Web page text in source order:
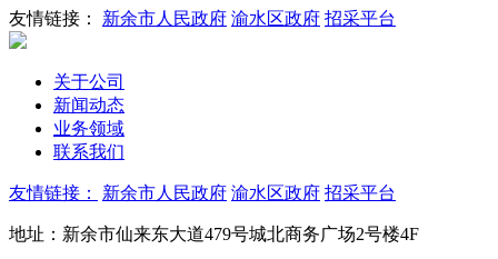
友情链接： 新余市人民政府 渝水区政府 招采平台
关于公司
新闻动态
业务领域
联系我们
友情链接： 新余市人民政府 渝水区政府 招采平台
地址：新余市仙来东大道479号城北商务广场2号楼4F